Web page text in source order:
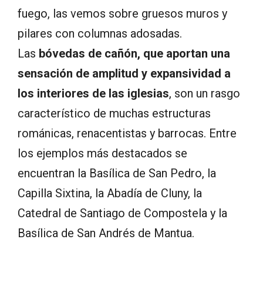
fuego, las vemos sobre gruesos muros y
pilares con columnas adosadas.
Las bóvedas de cañón, que aportan una
sensación de amplitud y expansividad a
los interiores de las iglesias, son un rasgo
característico de muchas estructuras
románicas, renacentistas y barrocas. Entre
los ejemplos más destacados se
encuentran la Basílica de San Pedro, la
Capilla Sixtina, la Abadía de Cluny, la
Catedral de Santiago de Compostela y la
Basílica de San Andrés de Mantua.